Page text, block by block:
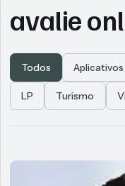
avalie
Todos Aplicativos
LP Turismo
Articles